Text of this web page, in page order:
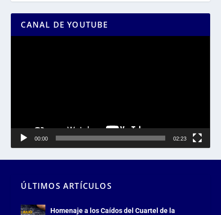
CANAL DE YOUTUBE
00:00 02:23
ÚLTIMOS ARTÍCULOS
Homenaje a los Caídos del Cuartel de la